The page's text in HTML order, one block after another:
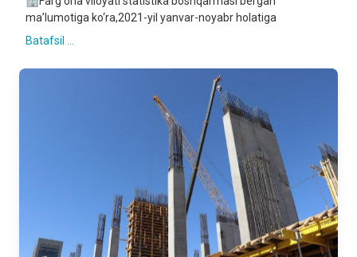
ma’lumotiga ko‘ra,2021-yil yanvar-noyabr holatiga
Batafsil ...